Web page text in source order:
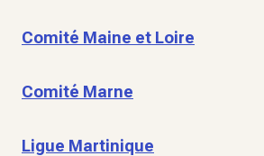
Comité Maine et Loire
Comité Marne
Ligue Martinique